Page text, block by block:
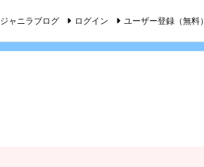
ジャニラブログ ログイン ユーザー登録（無料）